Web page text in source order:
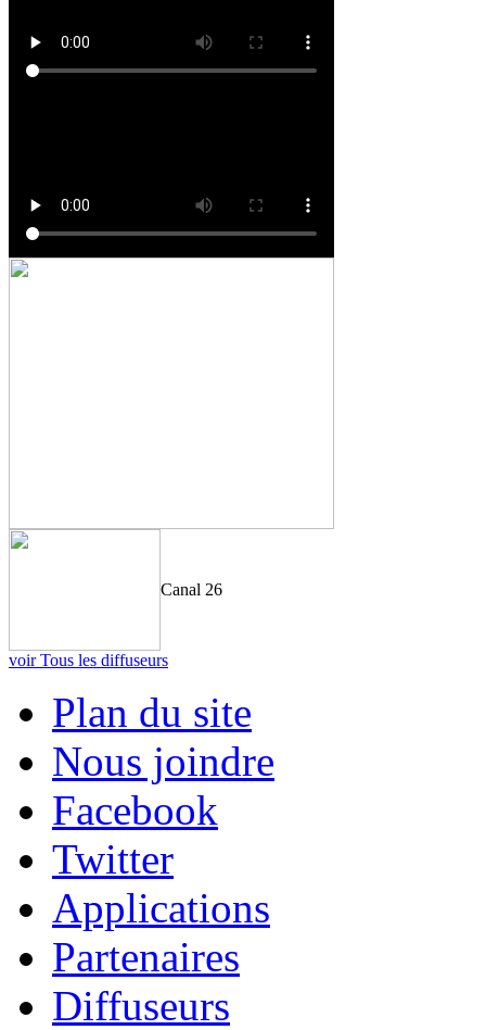
Canal 26
voir Tous les diffuseurs
Plan du site
Nous joindre
Facebook
Twitter
Applications
Partenaires
Diffuseurs